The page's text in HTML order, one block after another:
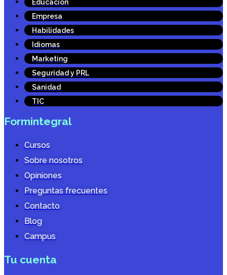
Educación
Empresa
Habilidades
Idiomas
Marketing
Seguridad y PRL
Sanidad
TIC
Formintegral
Cursos
Sobre nosotros
Opiniones
Preguntas frecuentes
Contacto
Blog
Campus
Tu cuenta